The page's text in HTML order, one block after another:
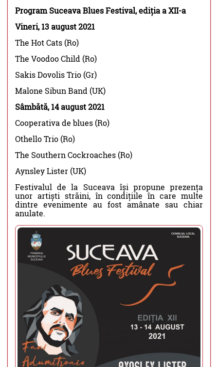
Program Suceava Blues Festival, ediția a XII-a
Vineri, 13 august 2021
The Hot Cats (Ro)
The Voodoo Child (Ro)
Sakis Dovolis Trio (Gr)
Malone Sibun Band (UK)
Sâmbătă, 14 august 2021
Cooperativa de blues (Ro)
Othello Trio (Ro)
The Southern Cockroaches (Ro)
Aynsley Lister (UK)
Festivalul de la Suceava își propune prezența
unor artiști străini, în condițiile în care multe
dintre evenimente au fost amânate sau chiar
anulate.